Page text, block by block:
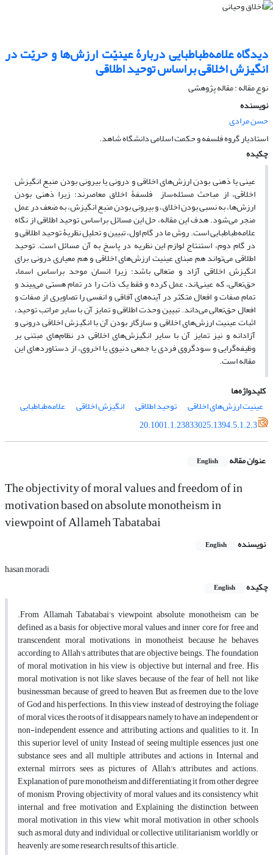
دیدگاه علامه‌طباطبایی دربارۀ عینیّت ارزش‌ها و حریّت در
انگیزش اخلاقی براساس توحید اطلاقی
نوع مقاله : مقاله پژوهشی
نویسنده
حسن مرادی
استادیار گروه فلسفه و حکمت اسلامی دانشگاه شاهد.
چکیده
عینی یا ذهنی بودن ارزش‌های اخلاقی و درونی یا بیرونی بودن منبع انگیزش
اخلاقی، از مباحث مسئله‌ساز فلسفۀ اخلاق معاصرند؛ زیرا ذهنی بودن
ارزش‌ها، به نسبی بودن اخلاق، و بیرونی بودن منبع انگیزش، به ضعف در عمل
منجر می‌شود. هدف این مقاله، حل این مسائل براساس توحید اطلاقی از نگاه
علامه‌طباطبایی است. روش ما در گام اول، تبیین و تحلیل نظریۀ توحید اطلاقی و
در گام دوم، استنتاج لوازم این نظریه در پاسخ به آن مسائل است. توحید
اطلاقی می‌تواند هم مبنای عینیت ارزش‌های اخلاقی و هم معیاری درونی برای
انگیزش اخلاقی آزاد و متعالی باشد؛ زیرا انسان موحد براساس اسماء
حق‌تعالی، که عینی‌اند، عمل کرده و فقط یک ذات را در تمام هستی می‌بیند و
تمام صفات و افعال متکثر در آینه‌های آفاقی و انفسی را تصاویری از صفات و
افعال حق‌تعالی می‌داند. تبیین وحدت اطلاقی و تمایز آن با سایر مراتب توحید،
اثبات عینیت ارزش‌های اخلاقی و سازگار بودن آن با انگیزش اخلاقی درونی و
آزادانه و نیز تمایز آن با سایر انگیزش‌های اخلاقی در نظام‌های مبتنی بر
وظیفه‌گرایی و سودگروی فردی یا جمعی دنیوی یا اخروی، از دستاوردهای این
مقاله است.
کلیدواژه‌ها
عینیت ارزش‌های اخلاقی
توحید اطلاقی انگیزش اخلاقی
علامه‌طباطبایی
20.1001.1.23833025.1394.5.1.2.3
عنوان مقاله English
The objectivity of moral values and freedom of in
motivation based on absolute monotheism in
viewpoint of Allameh Tabatabai
نویسنده English
hasan moradi
چکیده
English
.From Allamah Tabatabai's viewpoint, absolute monotheism can be
defined as a basis for objective moral values and inner core for free and
transcendent moral motivations in monotheist because he behaves
according to Allah's attributes that are objective beings. The foundation
of moral motivation in his view is objective but internal and free. His
moral motivation is not like slaves, because of the fear of hell, not like
businessman, because of greed to heaven, But as freemen, due to the love
of God and his perfections. In this view, instead of destroying the foliage
of moral vices, the roots of it disappears, namely to have an independent or
non-independent essence and attributing actions and qualities to it. In
this superior level of unity, Instead of seeing multiple essences, just one
substance sees and all multiple attributes and actions in Internal and
external mirrors, sees as pictures of Allah's attributes and actions.
Explanation of pure monotheism and differentiating it from other degree
of monism, Proving objectivity of moral values and its consistency whit
internal and free motivation and Explaining the distinction between
moral motivation in this view whit moral motivation in other schools
such as moral duty and individual or collective utilitarianism, worldly or
heavenly, are some research results of this article.